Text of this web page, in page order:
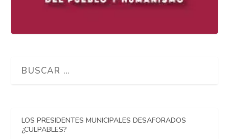
LOS PRESIDENTES MUNICIPALES DESAFORADOS
¿CULPABLES?